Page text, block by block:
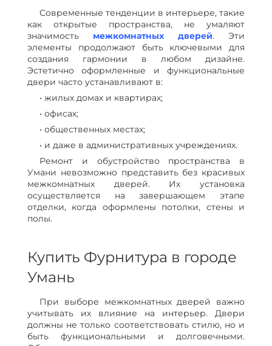
Современные тенденции в интерьере, такие
как открытые пространства, не умаляют
значимость межкомнатных дверей. Эти
элементы продолжают быть ключевыми для
создания гармонии в любом дизайне.
Эстетично оформленные и функциональные
двери часто устанавливают в:
• жилых домах и квартирах;
• офисах;
• общественных местах;
• и даже в административных учреждениях.
Ремонт и обустройство пространства в
Умани невозможно представить без красивых
межкомнатных дверей. Их установка
осуществляется на завершающем этапе
отделки, когда оформлены потолки, стены и
полы.
Купить Фурнитура в городе
Умань
При выборе межкомнатных дверей важно
учитывать их влияние на интерьер. Двери
должны не только соответствовать стилю, но и
быть функциональными и долговечными.